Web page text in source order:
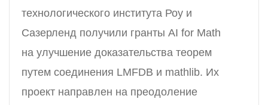
технологического института Роу и
Сазерленд получили гранты AI for Math
на улучшение доказательства теорем
путем соединения LMFDB и mathlib. Их
проект направлен на преодоление